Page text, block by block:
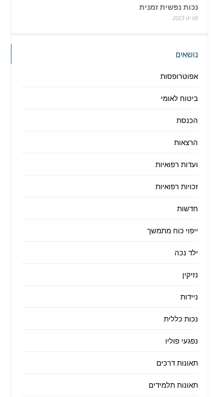
נכות נפשית זמנית
09 ינו 2023
נושאים
אפוטרופסות
ביטוח לאומי
הכנסת
הרצאות
ועדות רפואיות
זכויות רפואיות
חדשות
ייפוי כוח מתמשך
ילד נכה
נזיקין
ניידות
נכות כללית
נפגעי פוליו
תאונות דרכים
תאונות תלמידים